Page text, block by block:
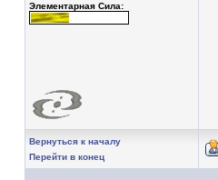
Элементарная Сила:
Вернуться к началу
Перейти в конец